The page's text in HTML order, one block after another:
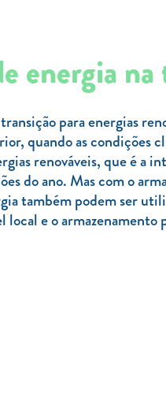
energia
para energias
quando as condições
renováveis, que é a
do ano. Mas com o
também podem ser
e o